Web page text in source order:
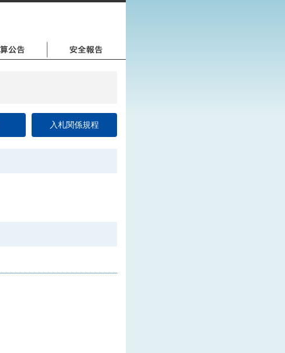
入札関係規程